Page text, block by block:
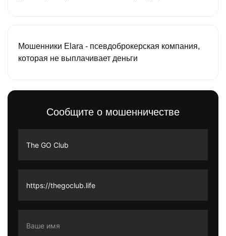
Мошенники Elara - псевдоброкерская компания,
которая не выплачивает деньги
Сообщите о мошенничестве